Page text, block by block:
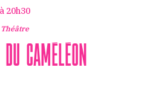
à 20h30
Théâtre
CAMÉLÉON